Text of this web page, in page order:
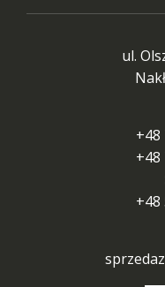
ul.
+48
+48
+48